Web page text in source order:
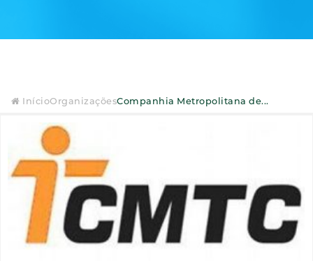
InícioOrganizaçõesCompanhia Metropolitana de...